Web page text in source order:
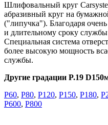
Шлифовальный круг
абразивный круг на
("липучка"). Благодаря
и длительному сроку
Специальная система
более высокую мощность
службы.
Другие градации P.19
Р60, Р80, Р120, Р150, Р180,
Р600, Р800